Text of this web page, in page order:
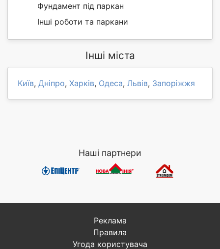
Фундамент під паркан
Інші роботи та паркани
Інші міста
Київ, Дніпро, Харків, Одеса, Львів, Запоріжжя
Наші партнери
Реклама
Правила
Угода користувача